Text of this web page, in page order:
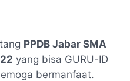
PPDB Jabar SMA
yang bisa GURU-ID
bermanfaat.